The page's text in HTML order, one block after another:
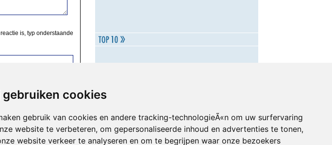
gebruiken cookies
gebruik van cookies en andere tracking-technologieÃ«n om uw surfervaring
website te verbeteren, om gepersonaliseerde inhoud en advertenties te tonen,
website verkeer te analyseren en om te begrijpen waar onze bezoekers
is, typ onderstaande
Inloggen